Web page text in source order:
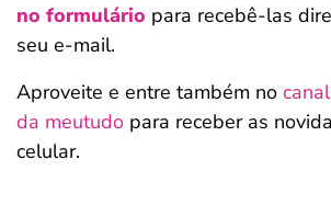
no formulário para recebê-las
seu e-mail.
Aproveite e entre também no
da meutudo para receber as
celular.